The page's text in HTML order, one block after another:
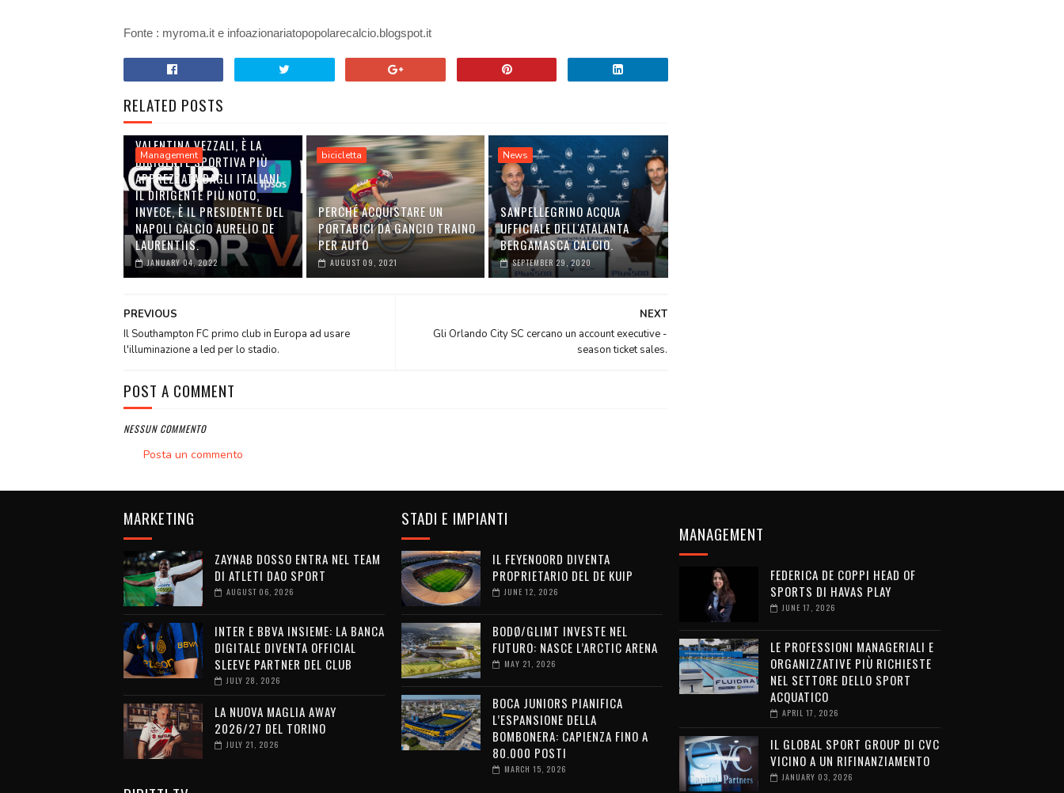
Fonte : myroma.it e infoazionariatopopolarecalcio.blogspot.it
RELATED POSTS
Management
VALENTINA VEZZALI, È LA
DIRIGENTE SPORTIVA PIÙ
APPREZZATA DAGLI ITALIANI.
IL DIRIGENTE PIÙ NOTO,
INVECE, È IL PRESIDENTE DEL
NAPOLI CALCIO AURELIO DE
LAURENTIIS.
JANUARY 04, 2022
bicicletta
PERCHÉ ACQUISTARE UN
PORTABICI DA GANCIO TRAINO
PER AUTO
AUGUST 09, 2021
News
SANPELLEGRINO ACQUA
UFFICIALE DELL'ATALANTA
BERGAMASCA CALCIO.
SEPTEMBER 29, 2020
NEXT
Gli Orlando City SC cercano un account executive -
season ticket sales.
PREVIOUS
Il Southampton FC primo club in Europa ad usare
l'illuminazione a led per lo stadio.
POST A COMMENT
NESSUN COMMENTO
Posta un commento
MARKETING
ZAYNAB DOSSO ENTRA NEL TEAM
DI ATLETI DAO SPORT
AUGUST 06, 2026
INTER E BBVA INSIEME: LA BANCA
DIGITALE DIVENTA OFFICIAL
SLEEVE PARTNER DEL CLUB
JULY 28, 2026
LA NUOVA MAGLIA AWAY
2026/27 DEL TORINO
JULY 21, 2026
STADI E IMPIANTI
IL FEYENOORD DIVENTA
PROPRIETARIO DEL DE KUIP
JUNE 12, 2026
BODØ/GLIMT INVESTE NEL
FUTURO: NASCE L’ARCTIC ARENA
MAY 21, 2026
BOCA JUNIORS PIANIFICA
L’ESPANSIONE DELLA
BOMBONERA: CAPIENZA FINO A
80.000 POSTI
MARCH 15, 2026
MANAGEMENT
FEDERICA DE COPPI HEAD OF
SPORTS DI HAVAS PLAY
JUNE 17, 2026
LE PROFESSIONI MANAGERIALI E
ORGANIZZATIVE PIÙ RICHIESTE
NEL SETTORE DELLO SPORT
ACQUATICO
APRIL 17, 2026
IL GLOBAL SPORT GROUP DI CVC
VICINO A UN RIFINANZIAMENTO
JANUARY 03, 2026